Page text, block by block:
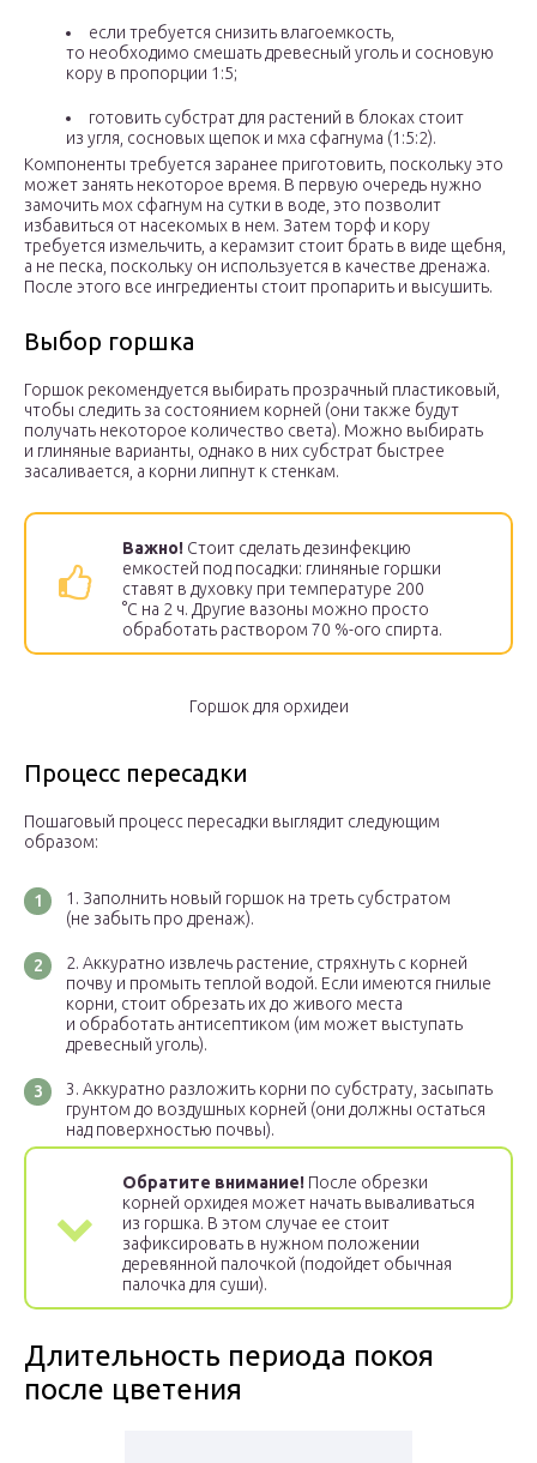
если требуется снизить влагоемкость,
то необходимо смешать древесный уголь и сосновую
кору в пропорции 1:5;
готовить субстрат для растений в блоках стоит
из угля, сосновых щепок и мха сфагнума (1:5:2).
Компоненты требуется заранее приготовить, поскольку это
может занять некоторое время. В первую очередь нужно
замочить мох сфагнум на сутки в воде, это позволит
избавиться от насекомых в нем. Затем торф и кору
требуется измельчить, а керамзит стоит брать в виде щебня,
а не песка, поскольку он используется в качестве дренажа.
После этого все ингредиенты стоит пропарить и высушить.
Выбор горшка
Горшок рекомендуется выбирать прозрачный пластиковый,
чтобы следить за состоянием корней (они также будут
получать некоторое количество света). Можно выбирать
и глиняные варианты, однако в них субстрат быстрее
засаливается, а корни липнут к стенкам.
Важно! Стоит сделать дезинфекцию
емкостей под посадки: глиняные горшки
ставят в духовку при температуре 200
°С на 2 ч. Другие вазоны можно просто
обработать раствором 70 %-ого спирта.
Горшок для орхидеи
Процесс пересадки
Пошаговый процесс пересадки выглядит следующим
образом:
Заполнить новый горшок на треть субстратом
(не забыть про дренаж).
Аккуратно извлечь растение, стряхнуть с корней
почву и промыть теплой водой. Если имеются гнилые
корни, стоит обрезать их до живого места
и обработать антисептиком (им может выступать
древесный уголь).
Аккуратно разложить корни по субстрату, засыпать
грунтом до воздушных корней (они должны остаться
над поверхностью почвы).
Обратите внимание! После обрезки
корней орхидея может начать вываливаться
из горшка. В этом случае ее стоит
зафиксировать в нужном положении
деревянной палочкой (подойдет обычная
палочка для суши).
Длительность периода покоя
после цветения